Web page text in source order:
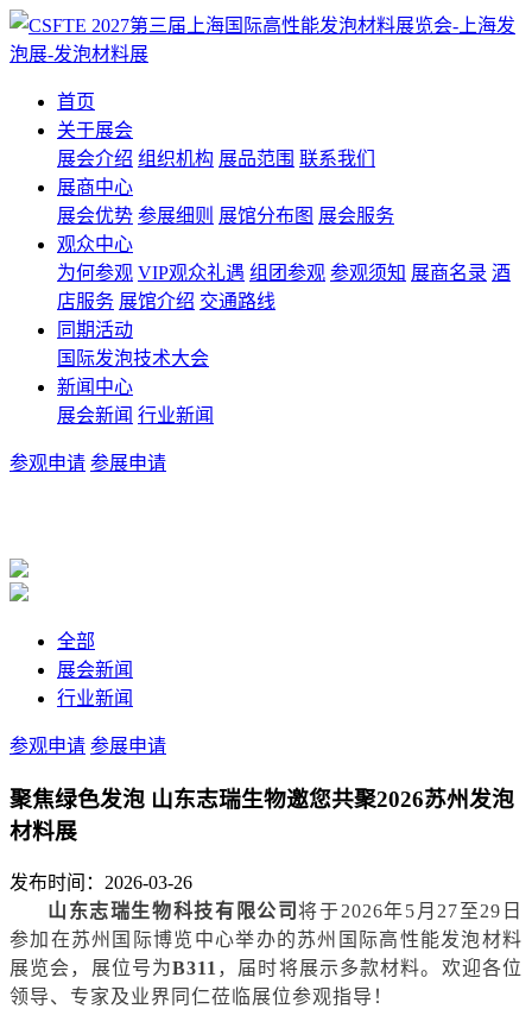
首页
关于展会
展会介绍 组织机构 展品范围 联系我们
展商中心
展会优势 参展细则 展馆分布图 展会服务
观众中心
为何参观 VIP观众礼遇 组团参观 参观须知 展商名录 酒
店服务 展馆介绍 交通路线
同期活动
国际发泡技术大会
新闻中心
展会新闻 行业新闻
参观申请 参展申请
全部
展会新闻
行业新闻
参观申请 参展申请
聚焦绿色发泡 山东志瑞生物邀您共聚2026苏州发泡
材料展
发布时间：2026-03-26
山东志瑞生物科技有限公司将于2026年5月27至29日
参加在苏州国际博览中心举办的苏州国际高性能发泡材料
展览会，展位号为B311 ，届时将展示多款材料。欢迎各位
领导、专家及业界同仁莅临展位参观指导 ！